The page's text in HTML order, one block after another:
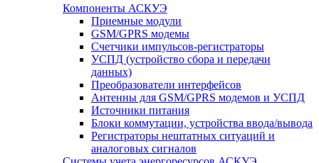
Компоненты АСКУЭ
Приемные модули
GSM/GPRS модемы
Счетчики импульсов-регистраторы
УСПД (устройство сбора и передачи
данных)
Преобразователи интерфейсов
Антенны для GSM/GPRS модемов и УСПД
Источники питания
Блоки коммутации, устройства ввода/вывода
Регистраторы нештатных ситуаций и
аналоговых сигналов